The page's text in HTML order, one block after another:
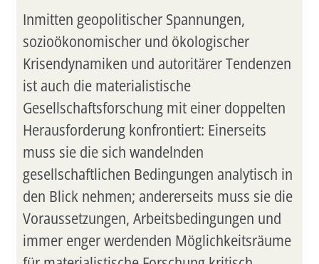
Inmitten geopolitischer Spannungen,
sozioökonomischer und ökologischer
Krisendynamiken und autoritärer Tendenzen
ist auch die materialistische
Gesellschaftsforschung mit einer doppelten
Herausforderung konfrontiert: Einerseits
muss sie die sich wandelnden
gesellschaftlichen Bedingungen analytisch in
den Blick nehmen; andererseits muss sie die
Voraussetzungen, Arbeitsbedingungen und
immer enger werdenden Möglichkeitsräume